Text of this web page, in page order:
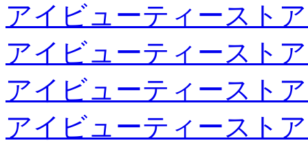
アイビューティースト
アイビューティースト
アイビューティースト
アイビューティースト